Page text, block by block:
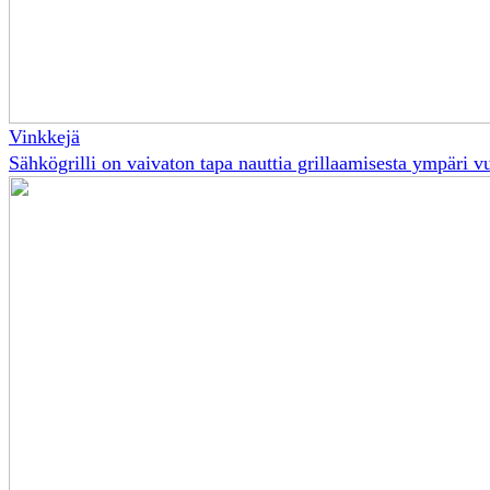
Vinkkejä
Sähkögrilli on vaivaton tapa nauttia grillaamisesta ympäri